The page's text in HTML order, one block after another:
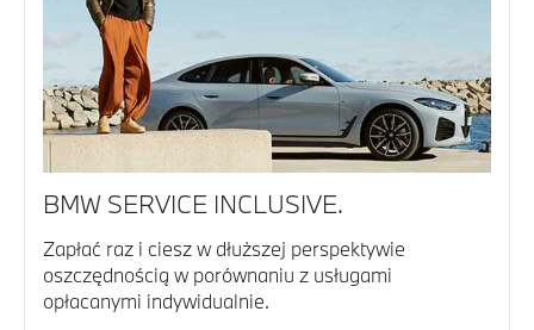
BMW SERVICE INCLUSIVE.
Zapłać raz i ciesz w dłuższej perspektywie
oszczędnością w porównaniu z usługami
opłacanymi indywidualnie.